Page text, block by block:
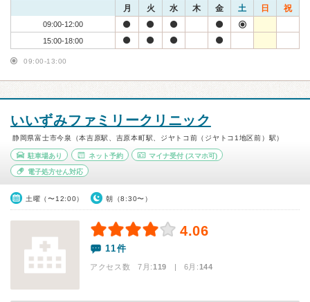
月 火 水 木 金 土 日 祝
09:00-12:00
15:00-18:00
09:00-13:00
いいずみファミリークリニック
静岡県富士市今泉（本吉原駅、吉原本町駅、ジヤトコ前（ジヤトコ1地区前）駅）
駐車場あり ネット予約 マイナ受付 (スマホ可)
電子処方せん対応
土曜（〜12:00） 朝（8:30〜）
4.06
11件
アクセス数 7月:119 | 6月:144